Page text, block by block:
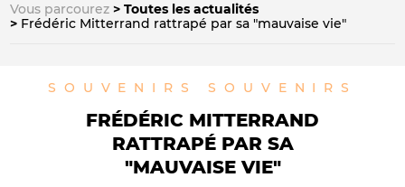
Vous parcourez
Toutes les actualités
Frédéric Mitterrand rattrapé par sa "mauvaise vie"
SOUVENIRS SOUVENIRS
FRÉDÉRIC MITTERRAND
RATTRAPÉ PAR SA
"MAUVAISE VIE"